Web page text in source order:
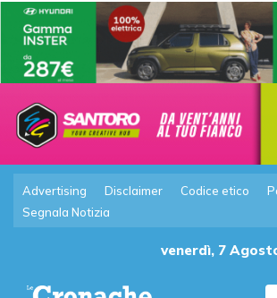
Advertising Disclaimer Codice etico
Segnala Notizia
venerdì, 7